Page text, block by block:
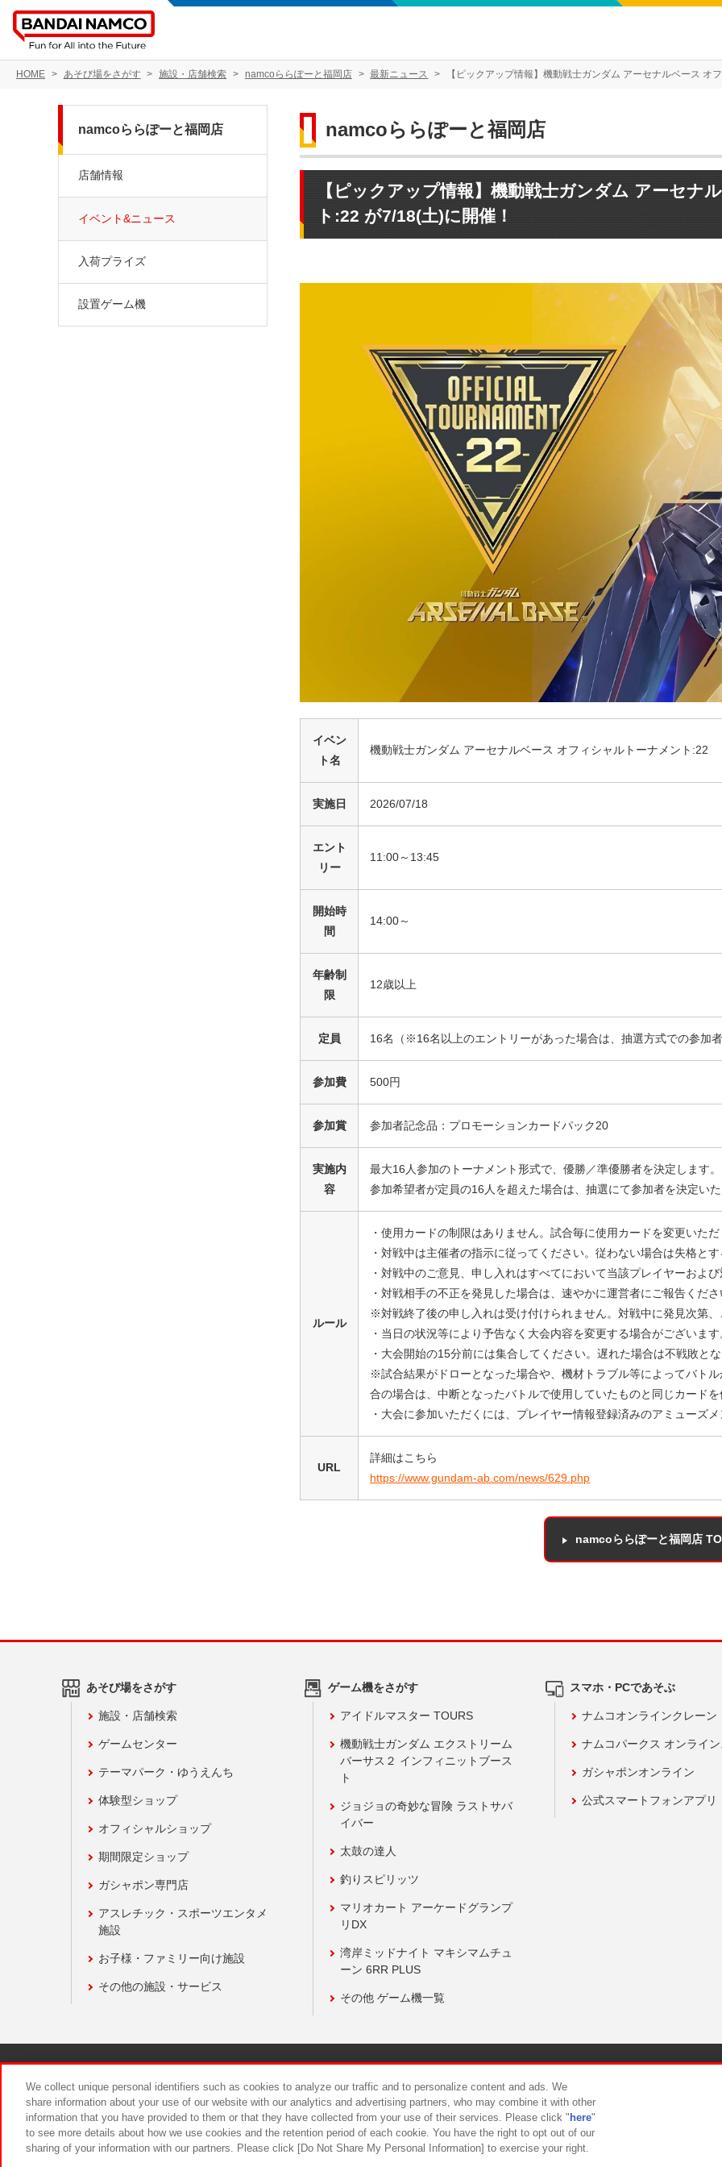
HOME あそび場をさがす 施設・店舗検索 namcoららぽーと福岡店 最新ニュース 【ピックアップ情報】機動戦士ガンダム アーセナルベース オ
namcoららぽーと福岡店
【ピックアップ情報】機動戦士ガンダム アーセナ
ト:22 が7/18(土)に開催！
イベン
ト名
機動戦士ガンダム アーセナルベース オフィシャルトーナメント:22
実施日 2026/07/18
エント
リー
11:00～13:45
開始時
間
14:00～
年齢制
限
12歳以上
定員 16名（※16名以上のエントリーがあった場合は、抽選方式での参加
参加費 500円
参加賞 参加者記念品：プロモーションカードパック20
実施内
容
最大16人参加のトーナメント形式で、優勝／準優勝者を決定します。
参加希望者が定員の16人を超えた場合は、抽選にて参加者を決定い
ルール
・使用カードの制限はありません。試合毎に使用カードを変更いた
・対戦中は主催者の指示に従ってください。従わない場合は失格と
・対戦中のご意見、申し入れはすべてにおいて当該プレイヤーおよ
・対戦相手の不正を発見した場合は、速やかに運営者にご報告くだ
※対戦終了後の申し入れは受け付けられません。対戦中に発見次第
・当日の状況等により予告なく大会内容を変更する場合がございま
・大会開始の15分前には集合してください。遅れた場合は不戦敗と
※試合結果がドローとなった場合や、機材トラブル等によってバト
合の場合は、中断となったバトルで使用していたものと同じカード
・大会に参加いただくには、プレイヤー情報登録済みのアミューズ
URL
詳細はこちら
https://www.gundam-ab.com/news/629.php
namcoららぽーと福岡店
namcoららぽーと福岡店
店舗情報
イベント&ニュース
入荷プライズ
設置ゲーム機
あそび場をさがす
施設・店舗検索
ゲームセンター
テーマパーク・ゆうえんち
体験型ショップ
オフィシャルショップ
期間限定ショップ
ガシャポン専門店
アスレチック・スポーツエンタメ
施設
お子様・ファミリー向け施設
その他の施設・サービス
ゲーム機をさがす
アイドルマスター TOURS
機動戦士ガンダム エクストリーム
バーサス２ インフィニットブース
ト
ジョジョの奇妙な冒険 ラストサバ
イバー
太鼓の達人
釣りスピリッツ
マリオカート アーケードグランプ
リDX
湾岸ミッドナイト マキシマムチュ
ーン 6RR PLUS
その他 ゲーム機一覧
スマホ・PCであそぶ
ナムコオンラインクレーン
ナムコパークス オンライ
ガシャポンオンライン
公式スマートフォンアプリ
食品のご提供について カスタマーハラスメント対応方針
We collect unique personal identifiers such as cookies to analyze our traffic and to personalize content and ads. We
share information about your use of our website with our analytics and advertising partners, who may combine it with other
information that you have provided to them or that they have collected from your use of their services. Please click " here"
to see more details about how we use cookies and the retention period of each cookie. You have the right to opt out of our
sharing of your information with our partners. Please click [Do Not Share My Personal Information] to exercise your right.